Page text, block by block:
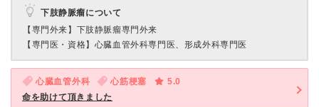
下肢静脈瘤について
【専門外来】 下肢静脈瘤専門外来
【専門医・資格】 心臓血管外科専門医、形成外科専門医
心臓血管外科 心筋梗塞
5.0
命を助けて頂きました